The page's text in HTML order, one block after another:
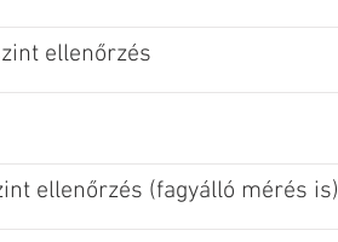
ellenőrzés
ellenőrzés (fagyálló mérés is)